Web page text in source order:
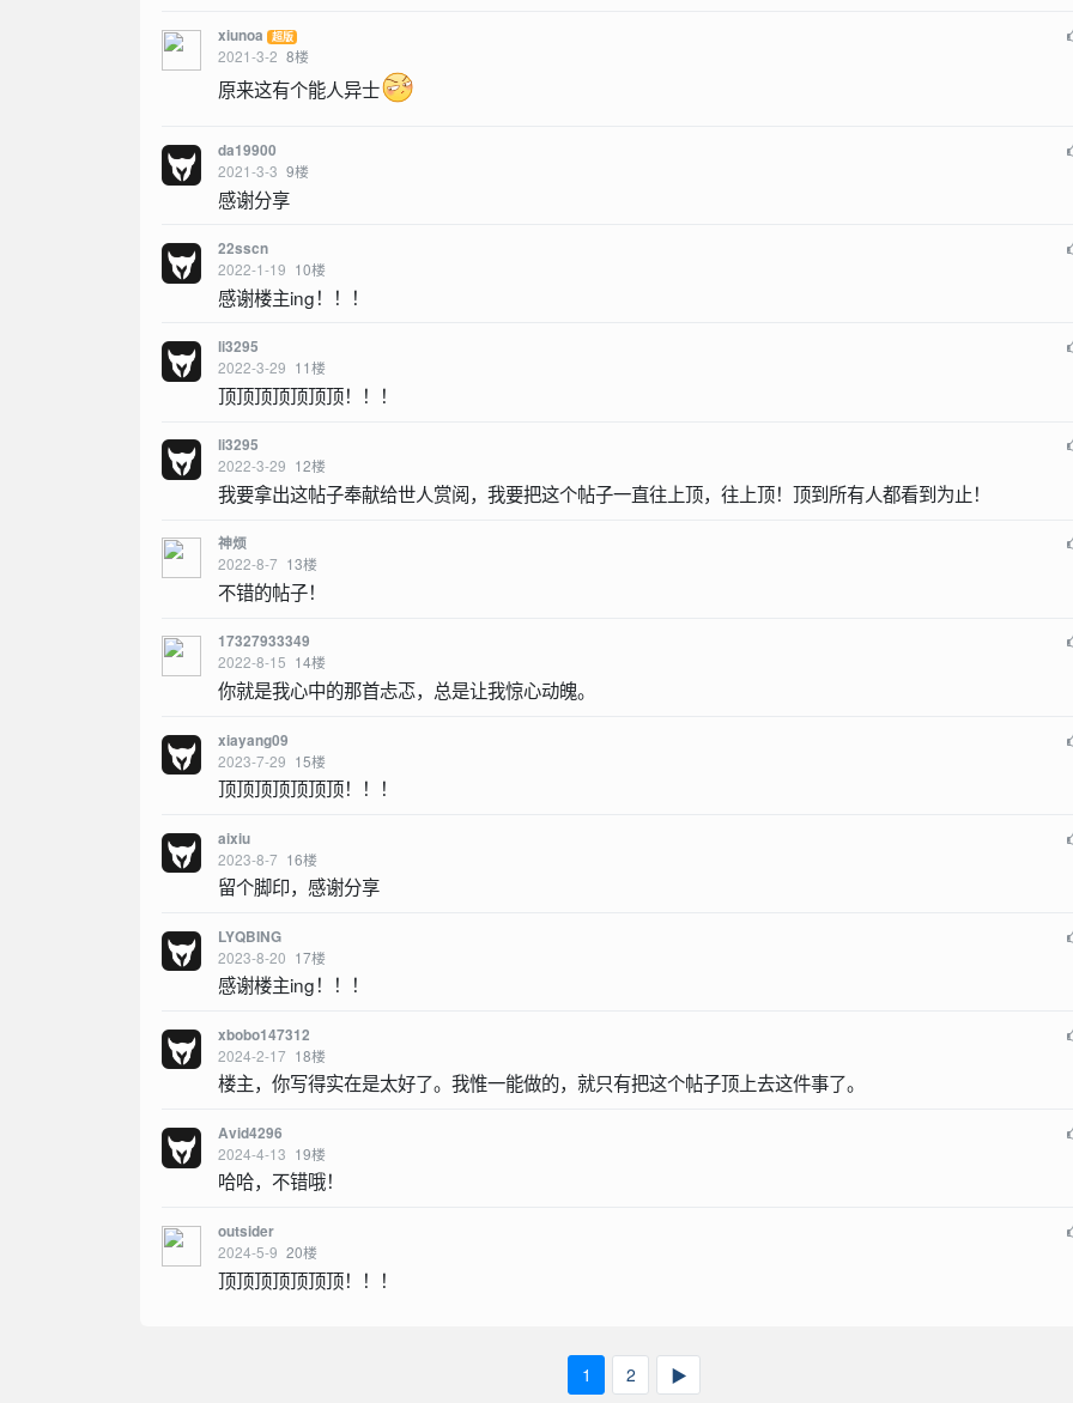
xiunoa 超版
2021-3-2 8楼
原来这有个能人异士
da19900
2021-3-3 9楼
感谢分享
22sscn
2022-1-19 10楼
感谢楼主ing！！！
li3295
2022-3-29 11楼
顶顶顶顶顶顶顶！！！
li3295
2022-3-29 12楼
我要拿出这帖子奉献给世人赏阅，我要把这个帖子一直往上顶，往上顶！顶到所有人都看到为止！
神烦
2022-8-7 13楼
不错的帖子！
17327933349
2022-8-15 14楼
你就是我心中的那首忐忑，总是让我惊心动魄。
xiayang09
2023-7-29 15楼
顶顶顶顶顶顶顶！！！
aixiu
2023-8-7 16楼
留个脚印，感谢分享
LYQBING
2023-8-20 17楼
感谢楼主ing！！！
xbobo147312
2024-2-17 18楼
楼主，你写得实在是太好了。我惟一能做的，就只有把这个帖子顶上去这件事了。
Avid4296
2024-4-13 19楼
哈哈，不错哦！
outsider
2024-5-9 20楼
顶顶顶顶顶顶顶！！！
1 2 ▶